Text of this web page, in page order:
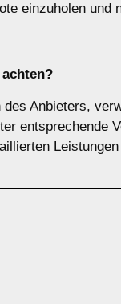
einzuholen und
Anbieters,
entsprechende